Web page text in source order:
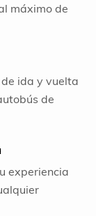
máximo de
ida y vuelta
de
experiencia